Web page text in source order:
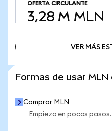
OFERTA CIRCULANTE
3,28 M MLN
VER MÁS
Formas de usar MLN
Comprar MLN
Empieza en pocos pasos.